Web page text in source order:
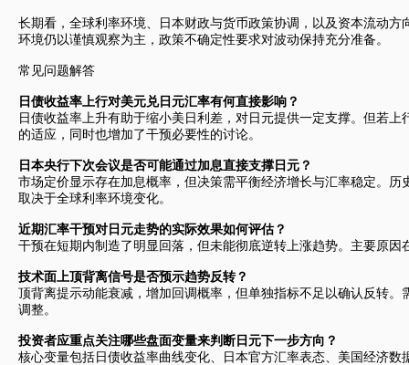
长期看，全球利率环境、日本财政与货币政策协调，以及资本流动
环境仍以谨慎观察为主，政策不确定性要求对波动保持充分准备。
常见问题解答
日债收益率上行对美元兑日元汇率有何直接影响？
日债收益率上升有助于缩小美日利差，对日元提供一定支撑。但若
的适应，同时也增加了干预必要性的讨论。
日本央行下次会议是否可能通过加息直接支撑日元？
市场定价显示存在加息概率，但决策需平衡经济增长与汇率稳定。
取决于全球利率环境变化。
近期汇率干预对日元走势的实际效果如何评估？
干预在短期内制造了明显回落，但未能彻底逆转上涨趋势。主要原
技术面上顶背离信号是否预示趋势反转？
顶背离提示动能衰减，增加回调概率，但单独指标不足以确认反转
调整。
投资者应重点关注哪些盘面变量来判断日元下一步方向？
核心变量包括日债收益率曲线变化、日本官方汇率表态、美国经济